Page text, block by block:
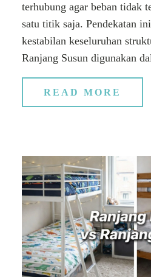
terhubung agar beban tidak
satu titik saja. Pendekatan
kestabilan keseluruhan
Ranjang Susun digunakan
READ MORE